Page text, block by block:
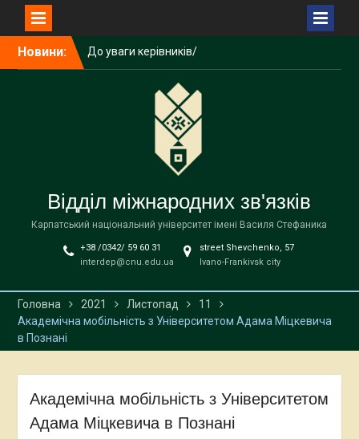
Новини:
підрозділів університету!
Літня школа польської
До уваги здобувачів
університету імені Василя
Відділ міжнародних зв'язків
Карпатський національний університет імені Василя Стефаника
+38 /0342/ 59 60 31
interdep@cnu.edu.ua
street Shevchenko, 57
Ivano-Frankivsk city
Головна 2021 Листопад
11
Академічна мобільність з Університетом Адама Міцкевича
в Познані
Академічна мобільність з Університетом
Адама Міцкевича в Познані